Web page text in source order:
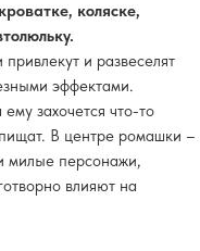
коляске,
и развеселят
эффектами.
захочется что-то
В центре ромашки –
милые персонажи,
влияют на